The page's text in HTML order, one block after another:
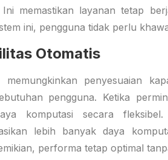
Ini memastikan layanan tetap
ini, pengguna tidak perlu
Otomatis
memungkinkan penyesuaian
pengguna. Ketika
komputasi secara fleksibel.
lebih banyak daya
performa tetap optimal